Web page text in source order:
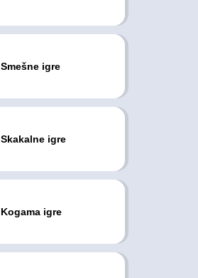
Smešne igre
Skakalne igre
Kogama igre